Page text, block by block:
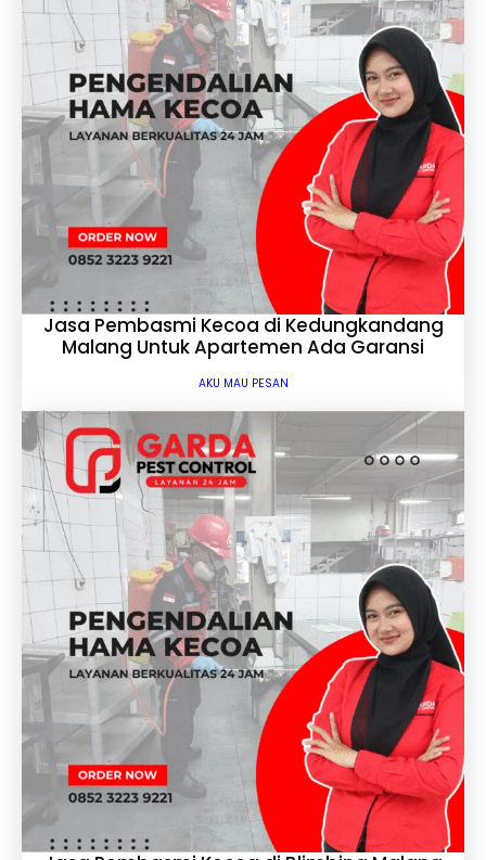
Jasa Pembasmi Kecoa di Kedungkandang
Malang Untuk Apartemen Ada Garansi
AKU MAU PESAN